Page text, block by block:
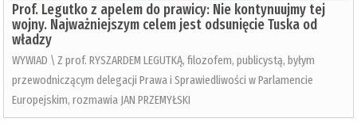
Prof. Legutko z apelem do prawicy: Nie kontynuujmy tej
wojny. Najważniejszym celem jest odsunięcie Tuska od
władzy
WYWIAD \ Z prof. RYSZARDEM LEGUTKĄ, filozofem, publicystą, byłym
przewodniczącym delegacji Prawa i Sprawiedliwości w Parlamencie
Europejskim, rozmawia JAN PRZEMYŁSKI